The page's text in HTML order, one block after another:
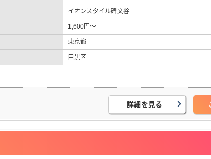
イオンスタイル碑文谷
1,600円～
東京都
目黒区
詳細を見る